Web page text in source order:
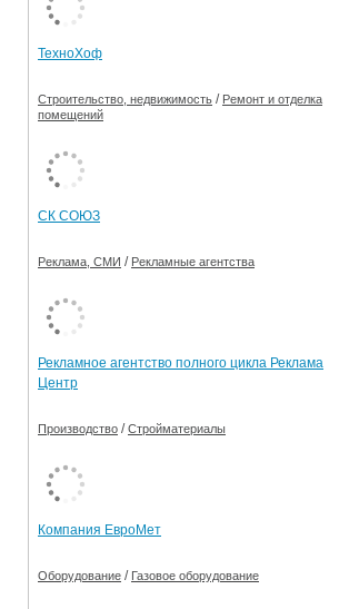
Ограничения движения
Электронные
ТехноХоф
Строительство, недвижимость / Ремонт и отделка
помещений
СК СОЮЗ
Реклама, СМИ / Рекламные агентства
Рекламное агентство полного цикла Реклама
Центр
Производство /Стройматериалы
Компания ЕвроМет
Оборудование / Газовое оборудование